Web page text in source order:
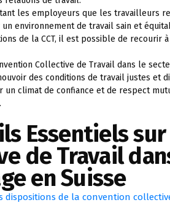
les employeurs que les travailleurs
un environnement de travail sain et
de la CCT, il est possible de recourir
Collective de Travail dans le
des conditions de travail justes et
un climat de confiance et de respect
Essentiels
de Travail
en Suisse
dispositions de la convention